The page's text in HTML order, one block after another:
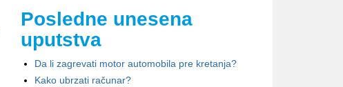
Posledne unesena
uputstva
Da li zagrevati motor automobila pre kretanja?
Kako ubrzati računar?